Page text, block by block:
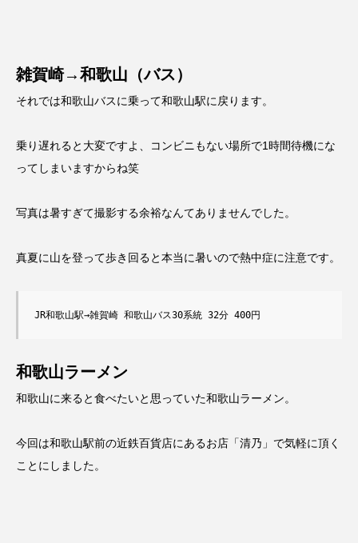
雑賀崎→和歌山（バス）
それでは和歌山バスに乗って和歌山駅に戻ります。
乗り遅れると大変ですよ、コンビニもない場所で1時間待機にな
ってしまいますからね笑
写真は暑すぎて撮影する余裕なんてありませんでした。
真夏に山を登って歩き回ると本当に暑いので熱中症に注意です。
JR和歌山駅→雑賀崎 和歌山バス30系統 32分 400円
和歌山ラーメン
和歌山に来ると食べたいと思っていた和歌山ラーメン。
今回は和歌山駅前の近鉄百貨店にあるお店「清乃」で気軽に頂く
ことにしました。